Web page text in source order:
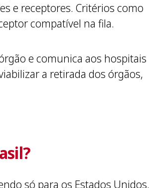
e receptores. Critérios como
compatível na fila.
e comunica aos hospitais
a retirada dos órgãos,
só para os Estados Unidos.